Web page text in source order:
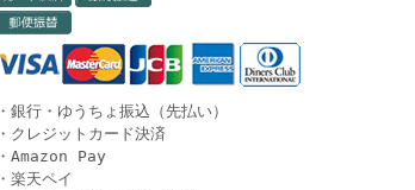
・銀行・ゆうちょ振込（先払い）
・クレジットカード決済
・Amazon Pay
・楽天ペイ